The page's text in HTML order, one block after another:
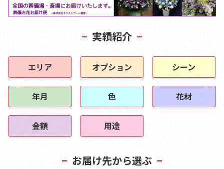
実績紹介
エリア オプション シーン
年月 色 花材
金額 用途
お届け先から選ぶ